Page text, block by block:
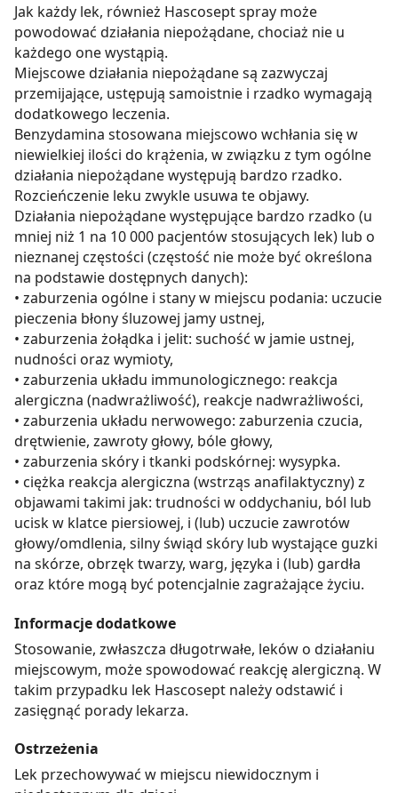
Jak każdy lek, również Hascosept spray może
powodować działania niepożądane, chociaż nie u
każdego one wystąpią.
Miejscowe działania niepożądane są zazwyczaj
przemijające, ustępują samoistnie i rzadko wymagają
dodatkowego leczenia.
Benzydamina stosowana miejscowo wchłania się w
niewielkiej ilości do krążenia, w związku z tym ogólne
działania niepożądane występują bardzo rzadko.
Rozcieńczenie leku zwykle usuwa te objawy.
Działania niepożądane występujące bardzo rzadko (u
mniej niż 1 na 10 000 pacjentów stosujących lek) lub o
nieznanej częstości (częstość nie może być określona
na podstawie dostępnych danych):
• zaburzenia ogólne i stany w miejscu podania: uczucie
pieczenia błony śluzowej jamy ustnej,
• zaburzenia żołądka i jelit: suchość w jamie ustnej,
nudności oraz wymioty,
• zaburzenia układu immunologicznego: reakcja
alergiczna (nadwrażliwość), reakcje nadwrażliwości,
• zaburzenia układu nerwowego: zaburzenia czucia,
drętwienie, zawroty głowy, bóle głowy,
• zaburzenia skóry i tkanki podskórnej: wysypka.
• ciężka reakcja alergiczna (wstrząs anafilaktyczny) z
objawami takimi jak: trudności w oddychaniu, ból lub
ucisk w klatce piersiowej, i (lub) uczucie zawrotów
głowy/omdlenia, silny świąd skóry lub wystające guzki
na skórze, obrzęk twarzy, warg, języka i (lub) gardła
oraz które mogą być potencjalnie zagrażające życiu.
Informacje dodatkowe
Stosowanie, zwłaszcza długotrwałe, leków o działaniu
miejscowym, może spowodować reakcję alergiczną. W
takim przypadku lek Hascosept należy odstawić i
zasięgnąć porady lekarza.
Ostrzeżenia
Lek przechowywać w miejscu niewidocznym i